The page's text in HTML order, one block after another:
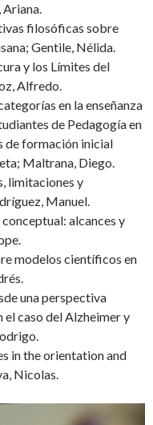
filosóficas sobre
Gentile, Nélida.
y los Límites del
Alfredo.
en la enseñanza
de Pedagogía en
de formación inicial
Maltrana, Diego.
limitaciones y
Manuel.
alcances y
modelos científicos en
una perspectiva
caso del Alzheimer y
in the orientation and
Nicolas.